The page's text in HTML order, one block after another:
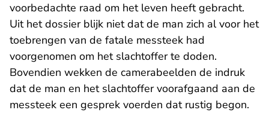
voorbedachte raad om het leven heeft gebracht.
Uit het dossier blijk niet dat de man zich al voor het
toebrengen van de fatale messteek had
voorgenomen om het slachtoffer te doden.
Bovendien wekken de camerabeelden de indruk
dat de man en het slachtoffer voorafgaand aan de
messteek een gesprek voerden dat rustig begon.